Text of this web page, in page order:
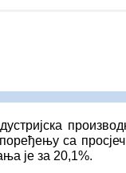
са
је за 20,1%.